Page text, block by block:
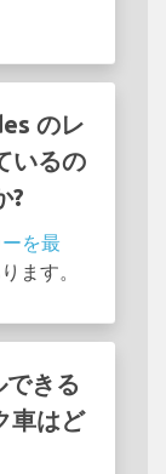
のレ
いるの
?
を最
ます。
きる
車はど